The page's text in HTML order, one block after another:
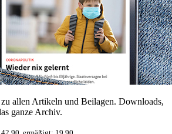
allen Artikeln und Beilagen. Downloads,
ganze Archiv.